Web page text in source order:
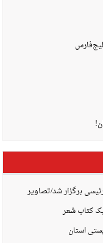
برگزار شد/تصاویر
یک کتاب شعر
استان